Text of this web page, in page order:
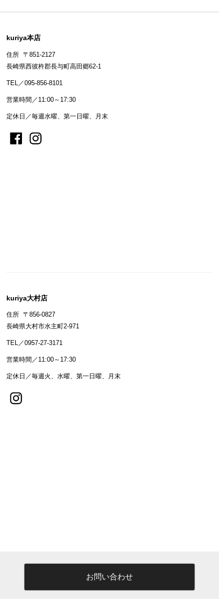
kuriya本店
住所 〒851-2127
長崎県西彼杵郡長与町高田郷62-1
TEL／095-856-8101
営業時間／11:00～17:30
定休日／毎週水曜、第一日曜、月末
kuriya大村店
住所 〒856-0827
長崎県大村市水主町2-971
TEL／0957-27-3171
営業時間／11:00～17:30
定休日／毎週火、水曜、第一日曜、月末
お問い合わせ